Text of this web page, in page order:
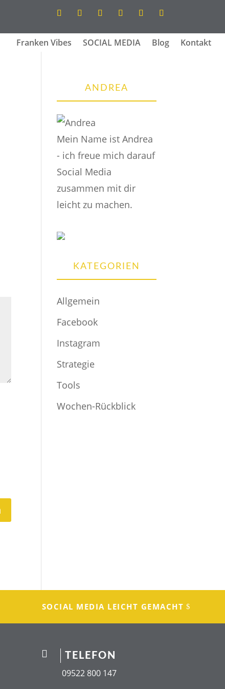
Franken Vibes SOCIAL MEDIA Blog Kontakt
ANDREA
Mein Name ist Andrea
- ich freue mich darauf
Social Media
zusammen mit dir
leicht zu machen.
KATEGORIEN
Allgemein
Facebook
Instagram
Strategie
Tools
Wochen-Rückblick
SOCIAL MEDIA LEICHT GEMACHT
 TELEFON
09522 800 147